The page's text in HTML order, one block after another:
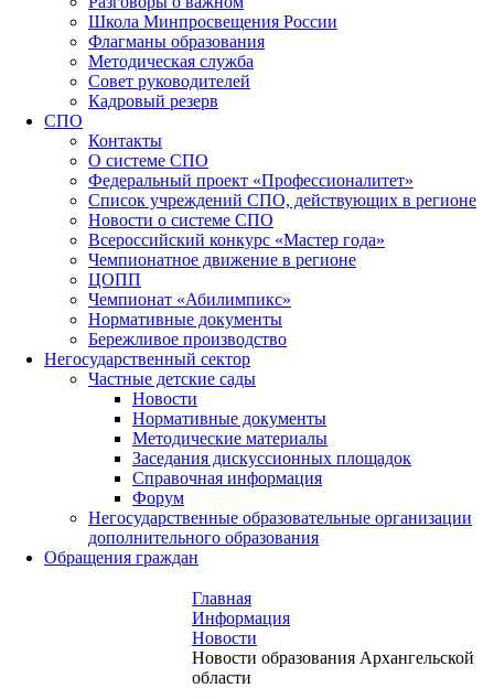
Школа Минпросвещения России
Флагманы образования
Методическая служба
Совет руководителей
Кадровый резерв
СПО
Контакты
О системе СПО
Федеральный проект «Профессионалитет»
Список учреждений СПО, действующих в регионе
Новости о системе СПО
Всероссийский конкурс «Мастер года»
Чемпионатное движение в регионе
ЦОПП
Чемпионат «Абилимпикс»
Нормативные документы
Бережливое производство
Негосударственный сектор
Частные детские сады
Новости
Нормативные документы
Методические материалы
Заседания дискуссионных площадок
Справочная информация
Форум
Негосударственные образовательные организации
дополнительного образования
Обращения граждан
Главная
Информация
Новости
Новости образования Архангельской
области